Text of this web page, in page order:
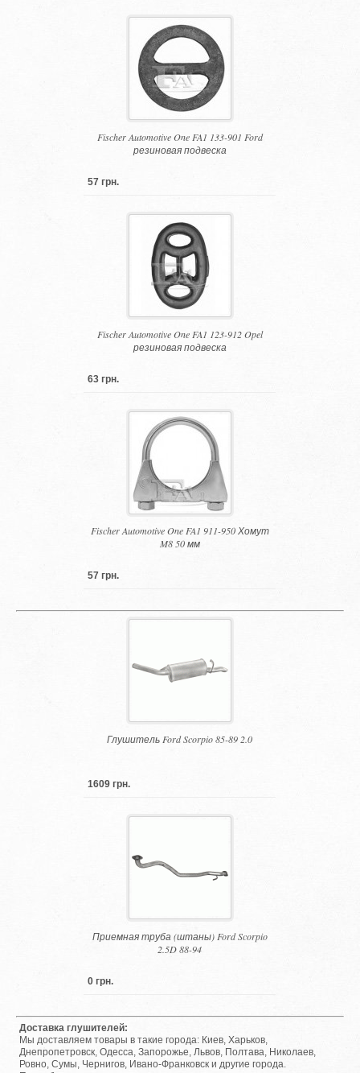
Fischer Automotive One FA1 133-901 Ford
резиновая подвеска
57 грн.
Fischer Automotive One FA1 123-912 Opel
резиновая подвеска
63 грн.
Fischer Automotive One FA1 911-950 Хомут
M8 50 мм
57 грн.
Глушитель Ford Scorpio 85-89 2.0
1609 грн.
Приемная труба (штаны) Ford Scorpio
2.5D 88-94
0 грн.
Доставка глушителей:
Мы доставляем товары в такие города: Киев, Харьков,
Днепропетровск, Одесса, Запорожье, Львов, Полтава, Николаев,
Ровно, Сумы, Чернигов, Ивано-Франковск и другие города.